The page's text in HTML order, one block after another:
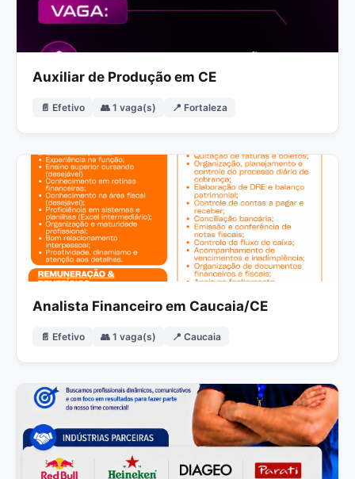
Auxiliar de Produção em CE
📄 Efetivo 👥 1 vaga(s) 📍 Fortaleza
Analista Financeiro em Caucaia/CE
📄 Efetivo 👥 1 vaga(s) 📍 Caucaia